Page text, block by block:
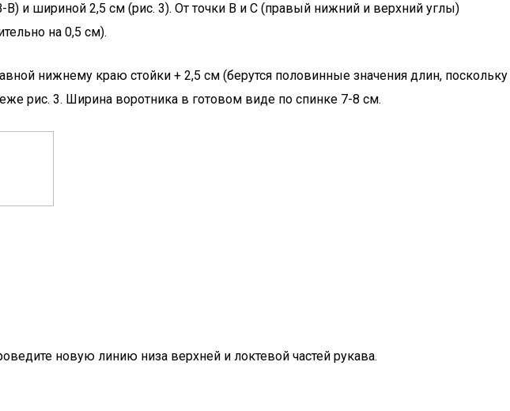
и шириной 2,5 см (рис. 3). От точки В и С (правый нижний и верхний углы)
на 0,5 см).
нижнему краю стойки + 2,5 см (берутся половинные значения длин, поскольку
рис. 3. Ширина воротника в готовом виде по спинке 7-8 см.
новую линию низа верхней и локтевой частей рукава.